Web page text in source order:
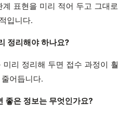
표현을 미리 적어 두고 그대로
입니다.
정리해야 하나요?
리 정리해 두면 접수 과정이 훨
어듭니다.
좋은 정보는 무엇인가요?